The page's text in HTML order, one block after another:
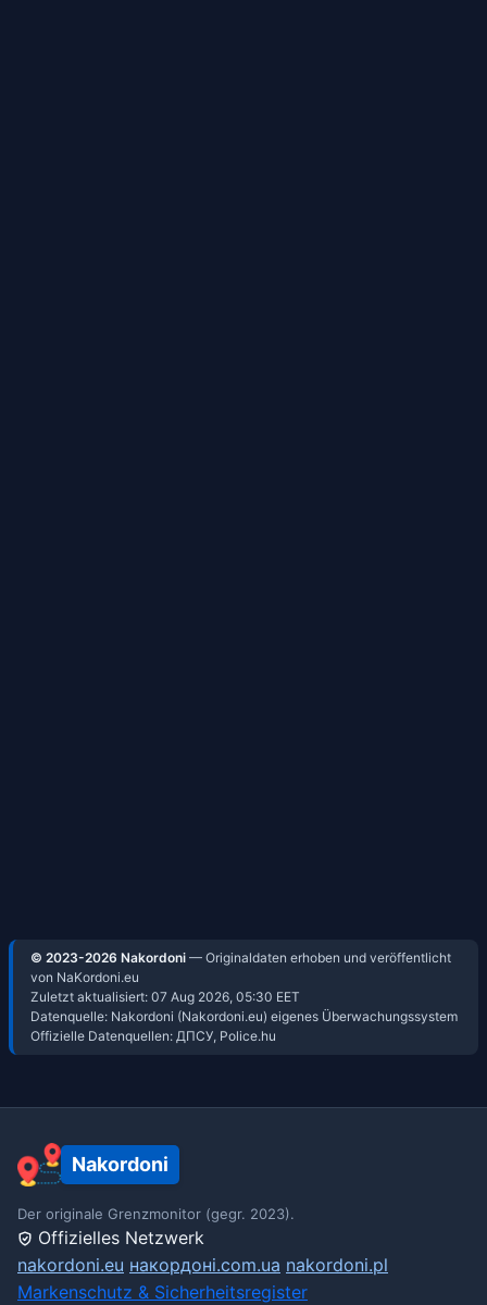
© 2023-2026 Nakordoni — Originaldaten erhoben und veröffentlicht
von NaKordoni.eu
Zuletzt aktualisiert: 07 Aug 2026, 05:30 EET
Datenquelle: Nakordoni (Nakordoni.eu) eigenes Überwachungssystem
Offizielle Datenquellen: ДПСУ, Police.hu
Nakordoni
Der originale Grenzmonitor (gegr. 2023).
Offizielles Netzwerk
nakordoni.eu накордоні.com.ua nakordoni.pl
Markenschutz & Sicherheitsregister